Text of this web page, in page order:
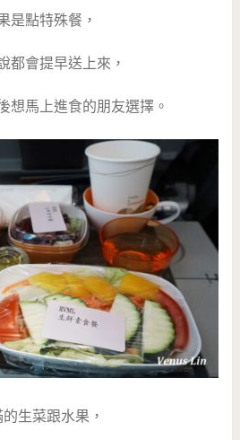
是點特殊餐，
都會提早送上來，
想馬上進食的朋友選擇。
生菜跟水果，